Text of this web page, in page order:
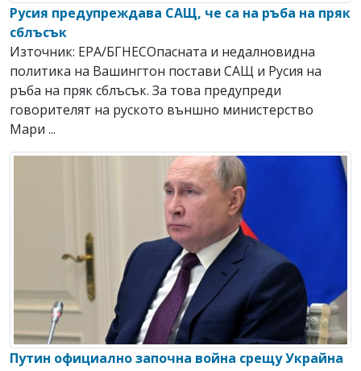
Русия предупреждава САЩ, че са на ръба на пряк
сблъсък
Източник: EPA/БГНЕСОпасната и недалновидна
политика на Вашингтон постави САЩ и Русия на
ръба на пряк сблъсък. За това предупреди
говорителят на руското външно министерство
Мари ...
Путин официално започна война срещу Украйна